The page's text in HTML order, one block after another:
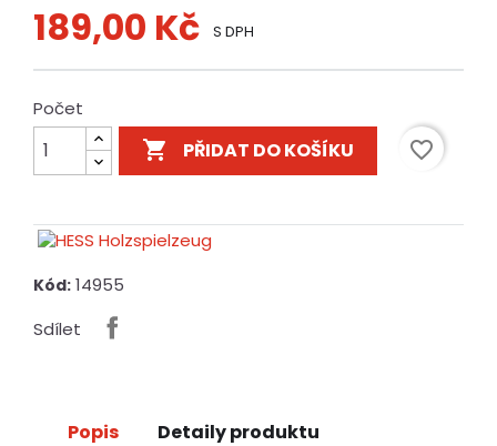
189,00 Kč S DPH
Počet
 PŘIDAT DO KOŠÍKU favorite_border
Kód: 14955
Sdílet
Popis
Detaily produktu